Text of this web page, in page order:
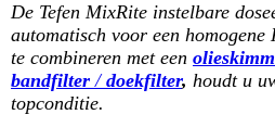
De Tefen MixRite instelbare
automatisch voor een
te combineren met een
bandfilter /doekfilter, houdt u
topconditie.